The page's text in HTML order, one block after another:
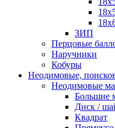
ЗИП
Перцовые
Наручники
Кобуры
Неодимовые,
Неодимовые
Большие
Диск /
Квадрат